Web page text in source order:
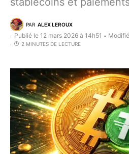
PAR ALEX LEROUX
Publié le 12 mars 2026 à 14h51 •
2 MINUTES DE LECTURE